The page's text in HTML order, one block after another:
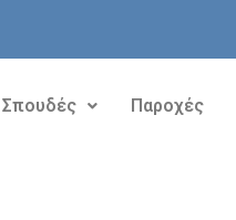
Σπουδές Παροχές